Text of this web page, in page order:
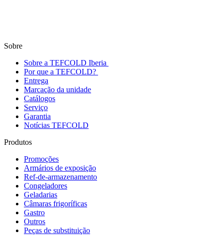
Sobre
Sobre a TEFCOLD Iberia
Por que a TEFCOLD?
Entrega
Marcação da unidade
Catálogos
Serviço
Garantia
Notícias TEFCOLD
Produtos
Promoções
Armários de exposição
Ref-de-armazenamento
Congeladores
Geladarias
Câmaras frigoríficas
Gastro
Outros
Peças de substituição